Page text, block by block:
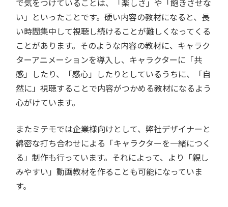
で気をつけていることは、「楽しさ」や「飽きさせな
い」といったことです。硬い内容の教材になると、長
い時間集中して視聴し続けることが難しくなってくる
ことがあります。そのような内容の教材に、キャラク
ターアニメーションを導入し、キャラクターに「共
感」したり、「感心」したりとしているうちに、「自
然に」視聴することで内容がつかめる教材になるよう
心がけています。
またミテモでは企業様向けとして、弊社デザイナーと
綿密な打ち合わせによる「キャラクターを一緒につく
る」制作も行っています。それによって、より「親し
みやすい」動画教材を作ることも可能になっていま
す。